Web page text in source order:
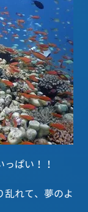
ぱい！！
乱れて、夢のよ